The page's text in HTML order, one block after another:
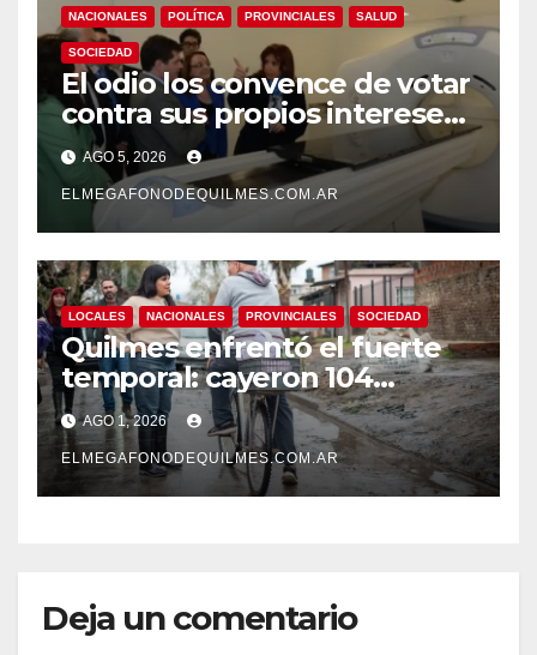
NACIONALES POLÍTICA PROVINCIALES SALUD
SOCIEDAD
El odio los convence de votar
contra sus propios intereses.
Una Sociedad atrapada en la
grieta
AGO 5, 2026
ELMEGAFONODEQUILMES.COM.AR
LOCALES NACIONALES PROVINCIALES SOCIEDAD
Quilmes enfrentó el fuerte
temporal: cayeron 104
milímetros de lluvia en 24
horas.
AGO 1, 2026
ELMEGAFONODEQUILMES.COM.AR
Deja un comentario